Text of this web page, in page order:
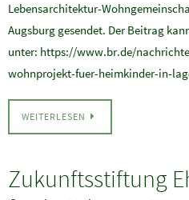
Lebensarchitektur-
Augsburg gesendet. Der Beitrag
unter: https://www.br.de/
wohnprojekt-fuer-heimkinder-in-
WEITERLESEN
Zukunftsstiftung